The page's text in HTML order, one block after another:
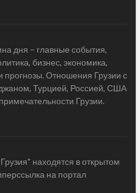
дня – главные события,
бизнес, экономика,
прогнозы. Отношения Грузии с
Турцией, Россией, США
Грузии.
находятся в открытом
на портал